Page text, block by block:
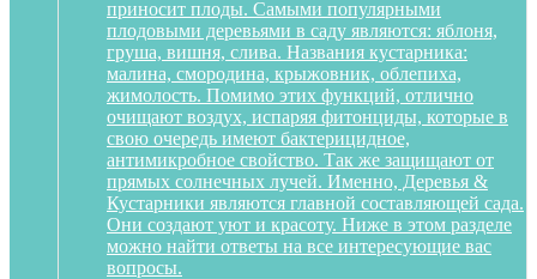
приносит плоды. Самыми популярными
плодовыми деревьями в саду являются: яблоня,
груша, вишня, слива. Названия кустарника:
малина, смородина, крыжовник, облепиха,
жимолость. Помимо этих функций, отлично
очищают воздух, испаряя фитонциды, которые в
свою очередь имеют бактерицидное,
антимикробное свойство. Так же защищают от
прямых солнечных лучей. Именно, Деревья &
Кустарники являются главной составляющей сада.
Они создают уют и красоту. Ниже в этом разделе
можно найти ответы на все интересующие вас
вопросы.